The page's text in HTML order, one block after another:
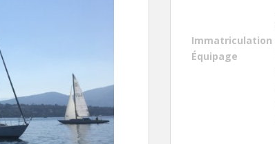
Immatriculation
Équipage